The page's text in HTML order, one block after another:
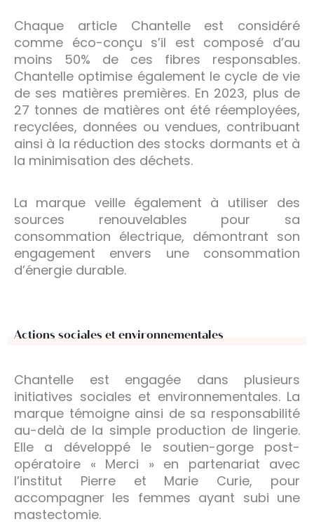
Chaque article Chantelle est considéré
comme éco-conçu s’il est composé d’au
moins 50% de ces fibres responsables.
Chantelle optimise également le cycle de vie
de ses matières premières. En 2023, plus de
27 tonnes de matières ont été réemployées,
recyclées, données ou vendues, contribuant
ainsi à la réduction des stocks dormants et à
la minimisation des déchets.
La marque veille également à utiliser des
sources renouvelables pour sa
consommation électrique, démontrant son
engagement envers une consommation
d’énergie durable.
Actions sociales et environnementales
Chantelle est engagée dans plusieurs
initiatives sociales et environnementales. La
marque témoigne ainsi de sa responsabilité
au-delà de la simple production de lingerie.
Elle a développé le soutien-gorge post-
opératoire « Merci » en partenariat avec
l’institut Pierre et Marie Curie, pour
accompagner les femmes ayant subi une
mastectomie.